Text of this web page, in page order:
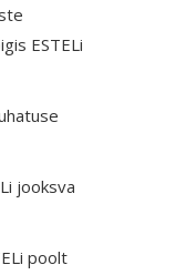
ESTELi
jooksva
poolt